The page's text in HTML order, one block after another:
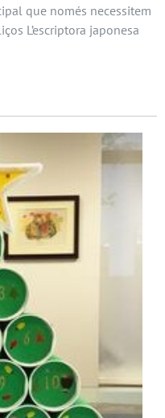
que només necessitem
L’escriptora japonesa